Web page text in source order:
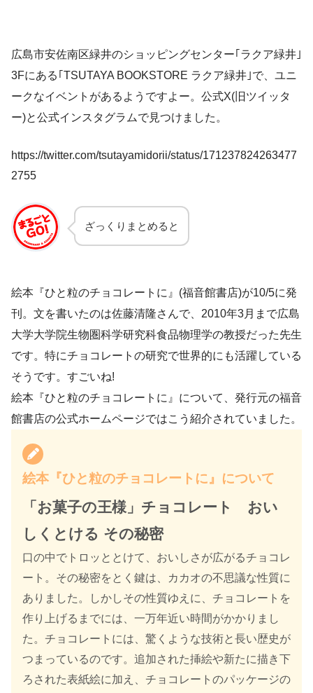
広島市安佐南区緑井のショッピングセンター｢ラクア緑井｣
3Fにある｢TSUTAYA BOOKSTORE ラクア緑井｣で、ユニ
ークなイベントがあるようですよー。公式X(旧ツイッタ
ー)と公式インスタグラムで見つけました。
https://twitter.com/tsutayamidorii/status/171237824263477
2755
ざっくりまとめると
絵本『ひと粒のチョコレートに』(福音館書店)が10/5に発
刊。文を書いたのは佐藤清隆さんで、2010年3月まで広島
大学大学院生物圏科学研究科食品物理学の教授だった先生
です。特にチョコレートの研究で世界的にも活躍している
そうです。すごいね!
絵本『ひと粒のチョコレートに』について、発行元の福音
館書店の公式ホームページではこう紹介されていました。
絵本『ひと粒のチョコレートに』について
「お菓子の王様」チョコレート おい
しくとける その秘密
口の中でトロッととけて、おいしさが広がるチョコレ
ート。その秘密をとく鍵は、カカオの不思議な性質に
ありました。しかしその性質ゆえに、チョコレートを
作り上げるまでには、一万年近い時間がかかりまし
た。チョコレートには、驚くような技術と長い歴史が
つまっているのです。追加された挿絵や新たに描き下
ろされた表紙絵に加え、チョコレートのパッケージの